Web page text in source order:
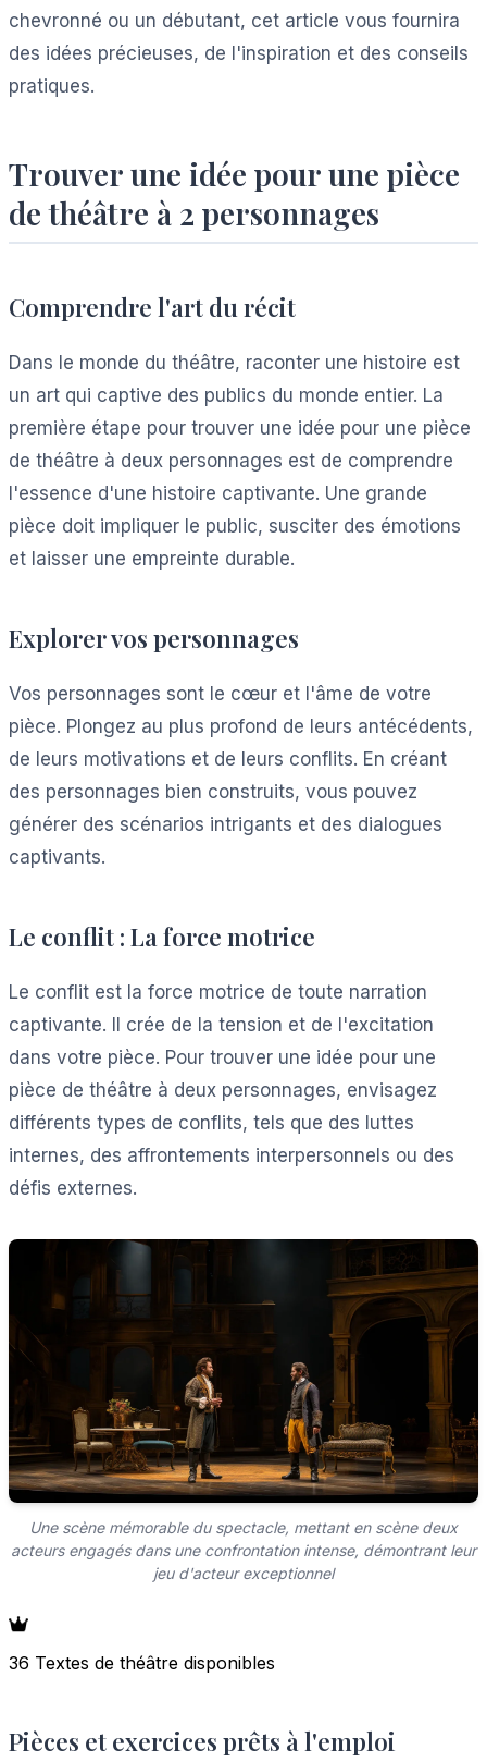
chevronné ou un débutant, cet article vous fournira
des idées précieuses, de l'inspiration et des conseils
pratiques.
Trouver une idée pour une pièce
de théâtre à 2 personnages
Comprendre l'art du récit
Dans le monde du théâtre, raconter une histoire est
un art qui captive des publics du monde entier. La
première étape pour trouver une idée pour une pièce
de théâtre à deux personnages est de comprendre
l'essence d'une histoire captivante. Une grande
pièce doit impliquer le public, susciter des émotions
et laisser une empreinte durable.
Explorer vos personnages
Vos personnages sont le cœur et l'âme de votre
pièce. Plongez au plus profond de leurs antécédents,
de leurs motivations et de leurs conflits. En créant
des personnages bien construits, vous pouvez
générer des scénarios intrigants et des dialogues
captivants.
Le conflit : La force motrice
Le conflit est la force motrice de toute narration
captivante. Il crée de la tension et de l'excitation
dans votre pièce. Pour trouver une idée pour une
pièce de théâtre à deux personnages, envisagez
différents types de conflits, tels que des luttes
internes, des affrontements interpersonnels ou des
défis externes.
Une scène mémorable du spectacle, mettant en scène deux
acteurs engagés dans une confrontation intense, démontrant leur
jeu d'acteur exceptionnel
36 Textes de théâtre disponibles
Pièces et exercices prêts à l'emploi